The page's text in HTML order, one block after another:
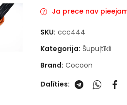
Ja prece nav
SKU: ccc444
Kategorija: Šupuļtīkli
Brand: Cocoon
Dalīties: